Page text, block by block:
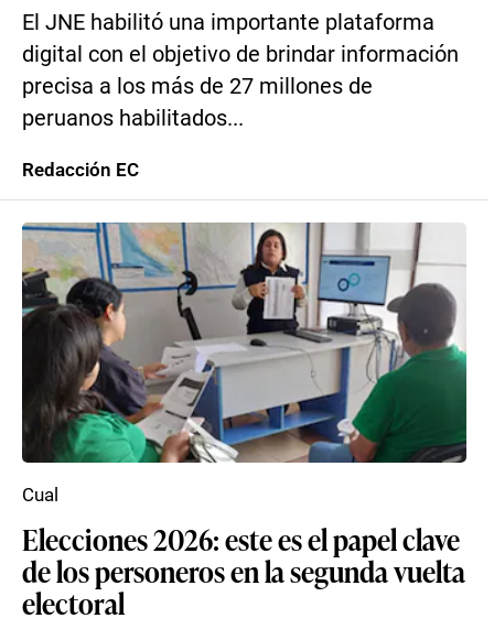
El JNE habilitó una importante plataforma
digital con el objetivo de brindar información
precisa a los más de 27 millones de
peruanos habilitados...
Redacción EC
Elecciones 2026: este es el papel clave
de los personeros en la segunda vuelta
electoral
Cual